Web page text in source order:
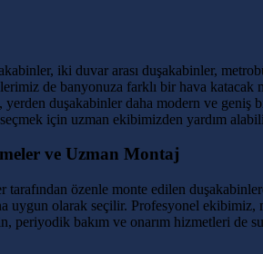
iki duvar arası duşakabinler,
de banyonuza farklı bir hava
duşakabinler daha modern ve geniş
için uzman ekibimizden yardım
ve Uzman Montaj
özenle monte edilen
uygun olarak seçilir. Profesyonel
periyodik bakım ve onarım hizmetleri